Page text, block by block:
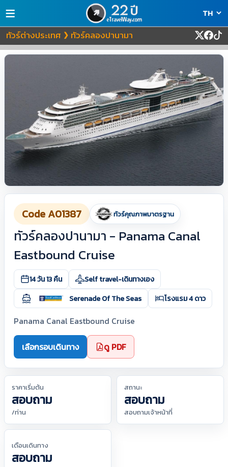
≡
ทัวร์ต่างประเทศ ❯ ทัวร์คลองปานามา
Code A01387 ทัวร์คุณภาพมาตรฐาน
ทัวร์คลองปานามา - Panama Canal
Eastbound Cruise
14 วัน 13 คืน
Self travel-เดินทางเอง
Serenade Of The Seas
โรงแรม 4 ดาว
Panama Canal Eastbound Cruise
เลือกรอบเดินทาง ดู PDF
ราคาเริ่มต้น
สอบถาม
/ท่าน
สถานะ
สอบถาม
สอบถามเจ้าหน้าที่
เดือนเดินทาง
สอบถาม